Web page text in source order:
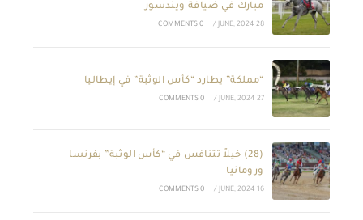
مبارك في ضيافة ويندسور
28 JUNE, 2024
/
0 COMMENTS
“مملكة” يطارد “كأس الوثبة” في إيطاليا
27 JUNE, 2024
/
0 COMMENTS
(28) خيلاً تتنافس في “كأس الوثبة” بفرنسا
ورومانيا
16 JUNE, 2024
/
0 COMMENTS